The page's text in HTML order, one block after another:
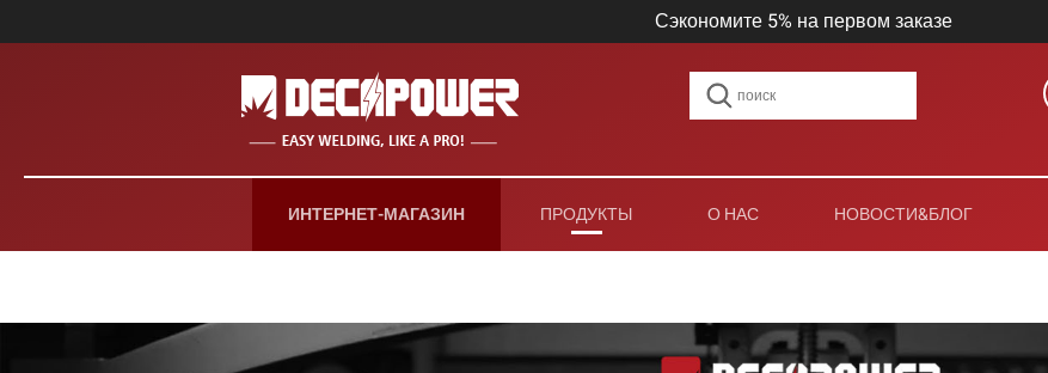
Сэкономите 5% на первом заказе
ИНТЕРНЕТ-МАГАЗИН ПРОДУКТЫ О НАС НОВОСТИ&БЛОГ